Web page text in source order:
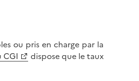
ou pris en charge par la
CGI
dispose que le taux